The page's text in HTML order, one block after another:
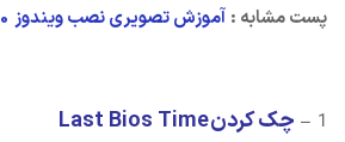
پست مشابه : آموزش تصویری نصب ویندوز 10
1 – چک کردن Last Bios Time